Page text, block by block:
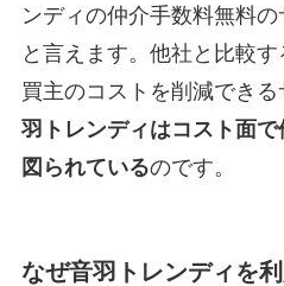
ンディの仲介手数料無料
と言えます。他社と比較
買主のコストを削減できる
羽トレンディはコスト面
図られているのです。
なぜ音羽トレンディを